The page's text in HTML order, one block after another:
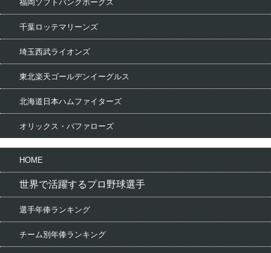
福岡ソフトバンクホークス
千葉ロッテマリーンズ
埼玉西武ライオンズ
東北楽天ゴールデンイーグルス
北海道日本ハムファイターズ
オリックス・バファローズ
HOME
世界で活躍するプロ野球選手
選手年俸ランキング
チーム別年俸ランキング